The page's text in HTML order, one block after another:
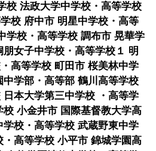
校 法政大学中学校・高等学校
校 府中市 明星中学校・高等
学校・高等学校 調布市 晃華学
女子中学校・高等学校１ 明
高等学校 町田市 桜美林中学
学部・高等部 鶴川高等学校
日本大学第三中学校 ・高等学
小金井市 国際基督教大学高
校・高等学校 武蔵野東中学
高等学校 小平市 錦城学園高